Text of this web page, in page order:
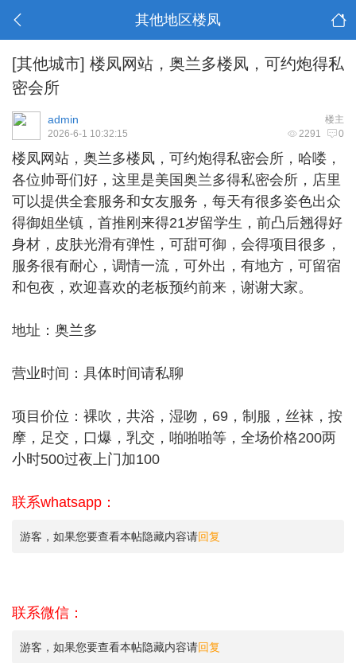
其他地区楼凤
[其他城市] 楼凤网站，奥兰多楼凤，可约炮得私
密会所
楼主
admin
2291 0
2026-6-1 10:32:15
楼凤网站， 奥兰多楼凤 ，可约炮得私密会所，哈喽，
各位帅哥们好，这里是美国奥兰多得私密会所，店里
可以提供全套服务和女友服务，每天有很多姿色出众
得御姐坐镇，首推刚来得21岁留学生，前凸后翘得好
身材，皮肤光滑有弹性，可甜可御，会得项目很多，
服务很有耐心，调情一流，可外出，有地方，可留宿
和包夜，欢迎喜欢的老板预约前来，谢谢大家。
地址：奥兰多
营业时间：具体时间请私聊
项目价位：裸吹，共浴，湿吻，69，制服，丝袜，按
摩，足交，口爆，乳交，啪啪啪等，全场价格200两
小时500过夜上门加100
联系whatsapp：
游客，如果您要查看本帖隐藏内容请回复
联系微信：
游客，如果您要查看本帖隐藏内容请回复